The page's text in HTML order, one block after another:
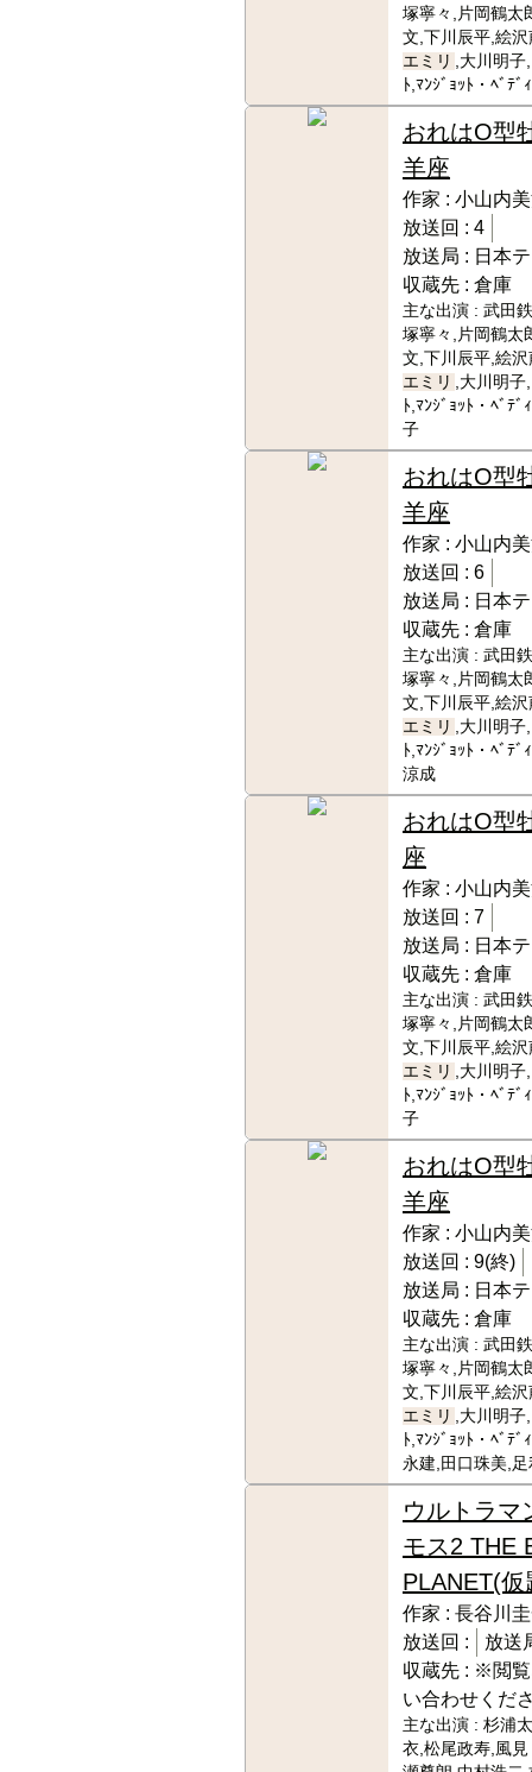
塚寧々,片岡鶴太
文,下川辰平,絵
エミリ
,大川明
ﾄ,ﾏﾝｼﾞｮｯﾄ・ﾍﾞﾃ
おれはO型
羊座
作家 : 小山内
放送回 : 4
放送局 : 日本
収蔵先 : 倉庫
主な出演 : 武田
塚寧々,片岡鶴太
文,下川辰平,絵
エミリ
,大川明
ﾄ,ﾏﾝｼﾞｮｯﾄ・ﾍﾞﾃ
子
おれはO型
羊座
作家 : 小山内
放送回 : 6
放送局 : 日本
収蔵先 : 倉庫
主な出演 : 武田
塚寧々,片岡鶴太
文,下川辰平,絵
エミリ
,大川明
ﾄ,ﾏﾝｼﾞｮｯﾄ・ﾍﾞﾃ
涼成
おれはO型
座
作家 : 小山内
放送回 : 7
放送局 : 日本
収蔵先 : 倉庫
主な出演 : 武田
塚寧々,片岡鶴太
文,下川辰平,絵
エミリ
,大川明
ﾄ,ﾏﾝｼﾞｮｯﾄ・ﾍﾞﾃ
子
おれはO型
羊座
作家 : 小山内
放送回 : 9(終)
放送局 : 日本
収蔵先 : 倉庫
主な出演 : 武田
塚寧々,片岡鶴太
文,下川辰平,絵
エミリ
,大川明
ﾄ,ﾏﾝｼﾞｮｯﾄ・ﾍﾞﾃ
永建,田口珠美,
ウルトラマ
モス2 THE
PLANET(仮
作家 : 長谷川
放送回 :
放送
収蔵先 : ※閲覧
い合わせくだ
主な出演 : 杉浦
衣,松尾政寿,風